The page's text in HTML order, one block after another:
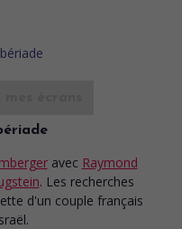
avec Raymond
. Les recherches
d'un couple français